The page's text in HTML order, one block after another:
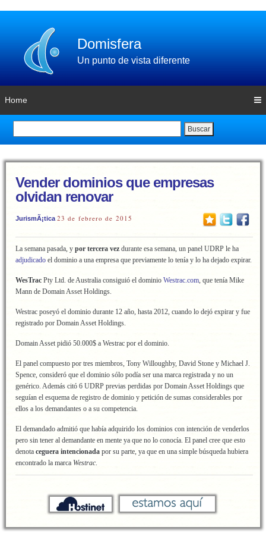
Domisfera
Un punto de vista diferente
Home
Buscar
Vender dominios que empresas
olvidan renovar
JurismÃ¡tica 23 de febrero de 2015
La semana pasada, y por tercera vez durante esa semana, un panel UDRP le ha
adjudicado el dominio a una empresa que previamente lo tenía y lo ha dejado expirar.
WesTrac Pty Ltd. de Australia consiguió el dominio Westrac.com, que tenía Mike
Mann de Domain Asset Holdings.
Westrac poseyó el dominio durante 12 año, hasta 2012, cuando lo dejó expirar y fue
registrado por Domain Asset Holdings.
Domain Asset pidió 50.000$ a Westrac por el dominio.
El panel compuesto por tres miembros, Tony Willoughby, David Stone y Michael J.
Spence, consideró que el dominio sólo podía ser una marca registrada y no un
genérico. Además citó 6 UDRP previas perdidas por Domain Asset Holdings que
seguían el esquema de registro de dominio y petición de sumas considerables por
ellos a los demandantes o a su competencia.
El demandado admitió que había adquirido los dominios con intención de venderlos
pero sin tener al demandante en mente ya que no lo conocía. El panel cree que esto
denota ceguera intencionada por su parte, ya que en una simple búsqueda hubiera
encontrado la marca Westrac.